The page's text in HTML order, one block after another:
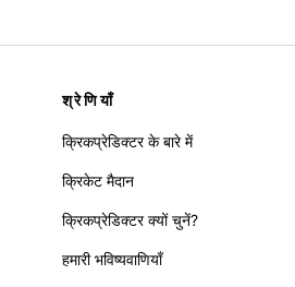
श्रेणियाँ
क्रिकप्रेडिक्टर के बारे में
क्रिकेट मैदान
क्रिकप्रेडिक्टर क्यों चुनें?
हमारी भविष्यवाणियाँ